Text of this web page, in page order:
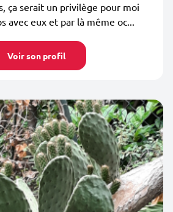
ça serait un privilège pour moi
avec eux et par là même oc...
Voir son profil